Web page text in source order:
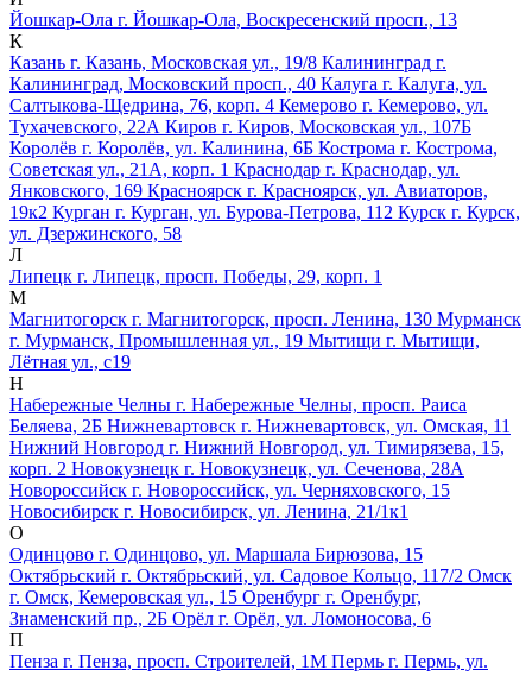
Йошкар-Ола г. Йошкар-Ола, Воскресенский просп., 13
К
Казань г. Казань, Московская ул., 19/8 Калининград г.
Калининград, Московский просп., 40 Калуга г. Калуга, ул.
Салтыкова-Щедрина, 76, корп. 4 Кемерово г. Кемерово, ул.
Тухачевского, 22А Киров г. Киров, Московская ул., 107Б
Королёв г. Королёв, ул. Калинина, 6Б Кострома г. Кострома,
Советская ул., 21А, корп. 1 Краснодар г. Краснодар, ул.
Янковского, 169 Красноярск г. Красноярск, ул. Авиаторов,
19к2 Курган г. Курган, ул. Бурова-Петрова, 112 Курск г. Курск,
ул. Дзержинского, 58
Л
Липецк г. Липецк, просп. Победы, 29, корп. 1
М
Магнитогорск г. Магнитогорск, просп. Ленина, 130 Мурманск
г. Мурманск, Промышленная ул., 19 Мытищи г. Мытищи,
Лётная ул., с19
Н
Набережные Челны г. Набережные Челны, просп. Раиса
Беляева, 2Б Нижневартовск г. Нижневартовск, ул. Омская, 11
Нижний Новгород г. Нижний Новгород, ул. Тимирязева, 15,
корп. 2 Новокузнецк г. Новокузнецк, ул. Сеченова, 28А
Новороссийск г. Новороссийск, ул. Черняховского, 15
Новосибирск г. Новосибирск, ул. Ленина, 21/1к1
О
Одинцово г. Одинцово, ул. Маршала Бирюзова, 15
Октябрьский г. Октябрьский, ул. Садовое Кольцо, 117/2 Омск
г. Омск, Кемеровская ул., 15 Оренбург г. Оренбург,
Знаменский пр., 2Б Орёл г. Орёл, ул. Ломоносова, 6
П
Пенза г. Пенза, просп. Строителей, 1М Пермь г. Пермь, ул.